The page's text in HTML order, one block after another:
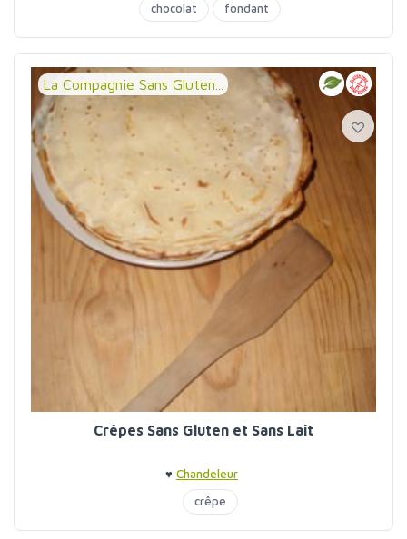
chocolat
fondant
La Compagnie Sans Gluten...
Crêpes Sans Gluten et Sans Lait
♥ Chandeleur
crêpe